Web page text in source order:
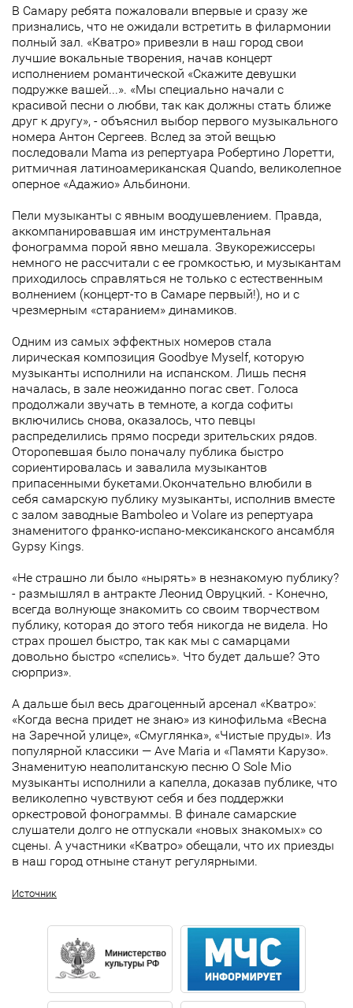
В Самару ребята пожаловали впервые и сразу же
признались, что не ожидали встретить в филармонии
полный зал. «Кватро» привезли в наш город свои
лучшие вокальные творения, начав концерт
исполнением романтической «Скажите девушки
подружке вашей...». «Мы специально начали с
красивой песни о любви, так как должны стать ближе
друг к другу», - объяснил выбор первого музыкального
номера Антон Сергеев. Вслед за этой вещью
последовали Mama из репертуара Робертино Лоретти,
ритмичная латиноамериканская Quando, великолепное
оперное «Адажио» Альбинони.
Пели музыканты с явным воодушевлением. Правда,
аккомпанировавшая им инструментальная
фонограмма порой явно мешала. Звукорежиссеры
немного не рассчитали с ее громкостью, и музыкантам
приходилось справляться не только с естественным
волнением (концерт-то в Самаре первый!), но и с
чрезмерным «старанием» динамиков.
Одним из самых эффектных номеров стала
лирическая композиция Goodbye Myself, которую
музыканты исполнили на испанском. Лишь песня
началась, в зале неожиданно погас свет. Голоса
продолжали звучать в темноте, а когда софиты
включились снова, оказалось, что певцы
распределились прямо посреди зрительских рядов.
Оторопевшая было поначалу публика быстро
сориентировалась и завалила музыкантов
припасенными букетами.Окончательно влюбили в
себя самарскую публику музыканты, исполнив вместе
с залом заводные Bamboleo и Volare из репертуара
знаменитого франко-испано-мексиканского ансамбля
Gypsy Kings.
«Не страшно ли было «нырять» в незнакомую публику?
- размышлял в антракте Леонид Овруцкий. - Конечно,
всегда волнующе знакомить со своим творчеством
публику, которая до этого тебя никогда не видела. Но
страх прошел быстро, так как мы с самарцами
довольно быстро «спелись». Что будет дальше? Это
сюрприз».
А дальше был весь драгоценный арсенал «Кватро»:
«Когда весна придет не знаю» из кинофильма «Весна
на Заречной улице», «Смуглянка», «Чистые пруды». Из
популярной классики — Ave Maria и «Памяти Карузо».
Знаменитую неаполитанскую песню O Sole Mio
музыканты исполнили а капелла, доказав публике, что
великолепно чувствуют себя и без поддержки
оркестровой фонограммы. В финале самарские
слушатели долго не отпускали «новых знакомых» со
сцены. А участники «Кватро» обещали, что их приезды
в наш город отныне станут регулярными.
Источник